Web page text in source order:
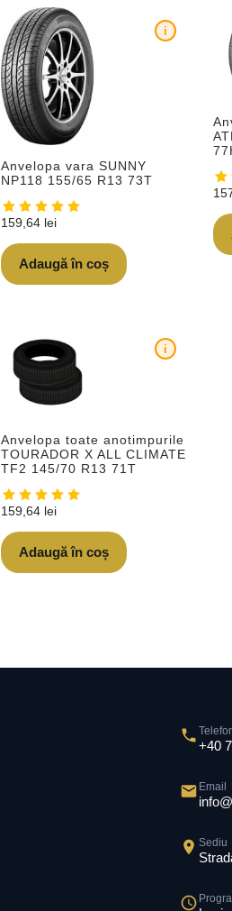
Anvelopa vara SUNNY
NP118 155/65 R13 73T
i
159,64 lei
Adaugă în coș
Anvelopa toate anotimpurile
TOURADOR X ALL CLIMATE
TF2 145/70 R13 71T
i
159,64 lei
Adaugă în coș
+40
Email
Sediu